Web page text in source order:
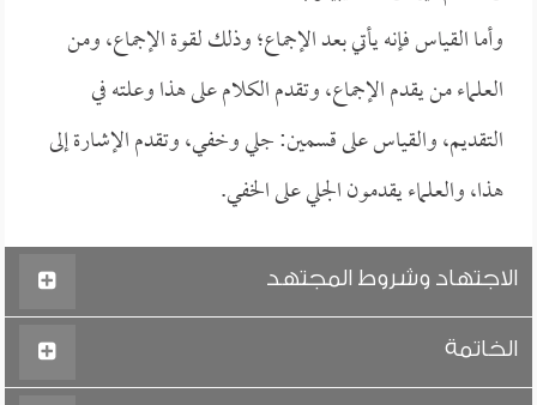
وأما القياس فإنه يأتي بعد الإجماع؛ وذلك لقوة الإجماع، ومن
العلماء من يقدم الإجماع، وتقدم الكلام على هذا وعلته في
التقديم، والقياس على قسمين: جلي وخفي، وتقدم الإشارة إلى
هذا، والعلماء يقدمون الجلي على الخفي.
الاجتهاد وشروط المجتهد
الخاتمة